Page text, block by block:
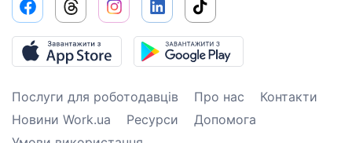
Послуги для роботодавців Про нас
Контакти
Новини Work.ua
Ресурси
Допомога